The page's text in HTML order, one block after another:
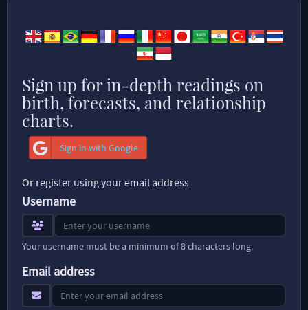
Sign up for in-depth readings on
birth, forecasts, and relationship
charts.
Sign in with Google
Or register using your email address
Username
Your username must be a minimum of 8 characters long.
Email address